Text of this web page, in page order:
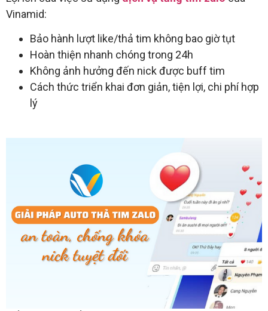
Vinamid:
Bảo hành lượt like/thả tim không bao giờ tụt
Hoàn thiện nhanh chóng trong 24h
Không ảnh hưởng đến nick được buff tim
Cách thức triển khai đơn giản, tiện lợi, chi phí hợp
lý